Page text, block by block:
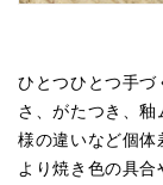
ひとつひとつ手づ
さ、がたつき、
様の違いなど個体
より焼き色の具